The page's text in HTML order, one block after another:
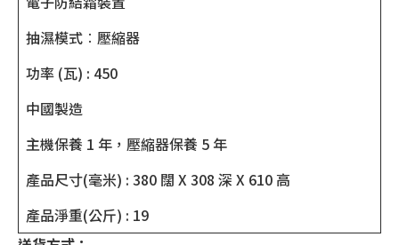
抽濕模式︰壓縮器
功率 (瓦) : 450
中國製造
主機保養 1 年，壓縮器保養 5 年
產品尺寸(毫米) : 380 闊 X 308 深 X 610 高
產品淨重(公斤) : 19